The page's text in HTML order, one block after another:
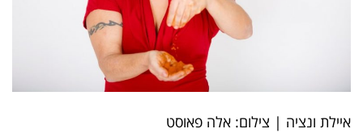
איילת ונציה | צילום: אלה פאוסט